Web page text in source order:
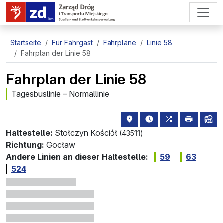
zum Hauptinhalt springen
Startseite Für Fahrgast Fahrpläne
Linie 58
Fahrplan der Linie 58
Fahrplan der Linie 58
Tagesbuslinie – Normallinie
Haltestelle: Stołczyn Kościół (43511)
Haltestellenstandort auf
die nächsten
alle Linien,
drucken
Richtung: Gocław
Andere Linien an dieser Haltestelle:
59
63
524